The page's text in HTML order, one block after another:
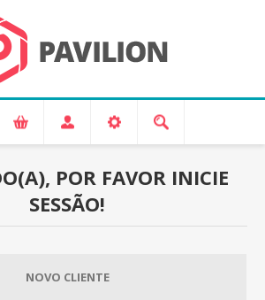
POR FAVOR INICIE
SESSÃO!
NOVO CLIENTE